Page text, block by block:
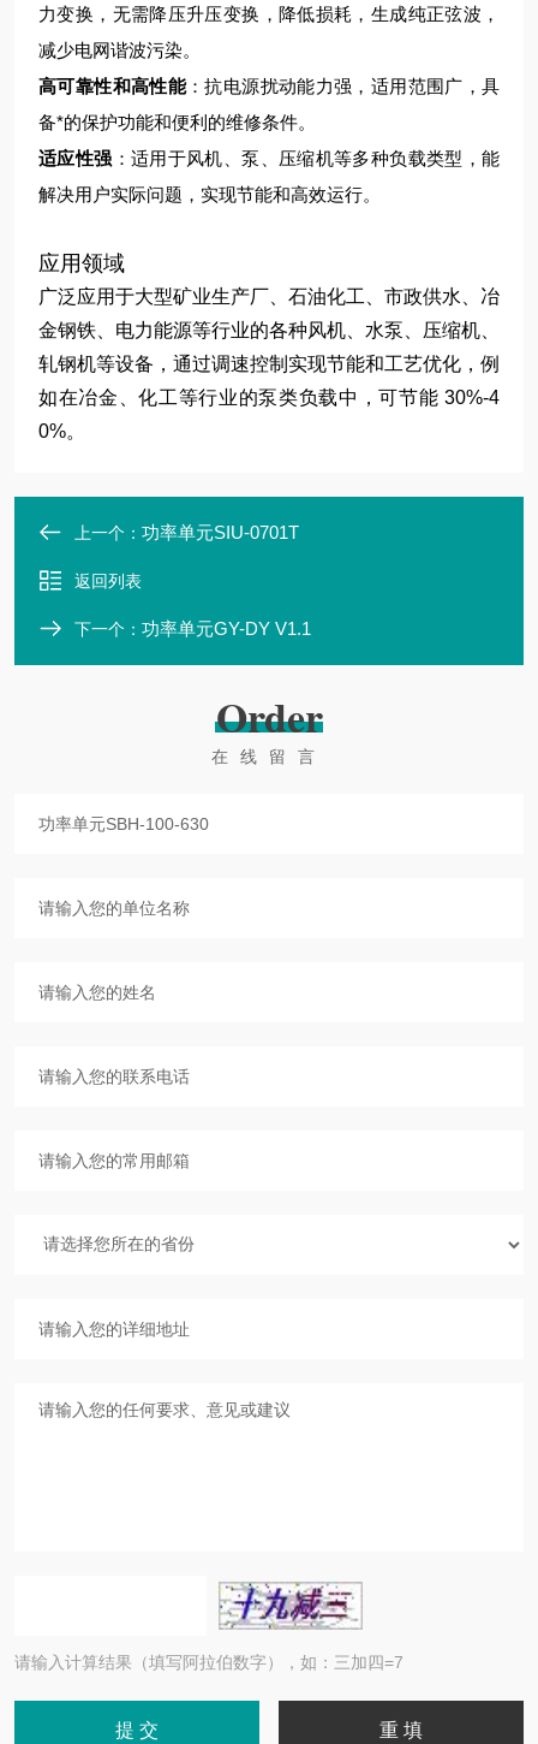
力变换，无需降压升压变换，降低损耗，生成纯正弦波，
减少电网谐波污染。
高可靠性和高性能：抗电源扰动能力强，适用范围广，具
备*的保护功能和便利的维修条件。
适应性强 ：适用于风机、泵、压缩机等多种负载类型，能
解决用户实际问题，实现节能和高效运行。
应用领域
广泛应用于大型矿业生产厂、石油化工、市政供水、冶
金钢铁、电力能源等行业的各种风机、水泵、压缩机、
轧钢机等设备，通过调速控制实现节能和工艺优化，例
如在冶金、化工等行业的泵类负载中，可节能 30%-4
0%。
上一个： 功率单元SIU-0701T
返回列表
下一个： 功率单元GY-DY V1.1
Order
在线留言
请输入计算结果（填写阿拉伯数字），如：三加四=7